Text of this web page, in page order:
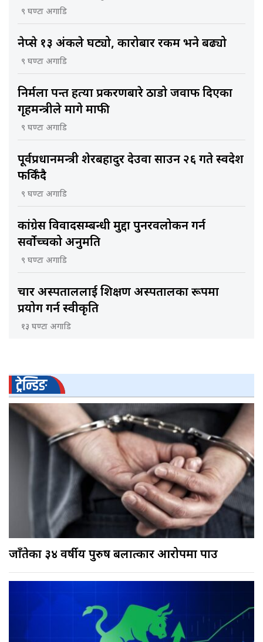
९ घण्टा अगाडि
नेप्से १३ अंकले घट्यो, कारोबार रकम भने बढ्यो
९ घण्टा अगाडि
निर्मला पन्त हत्या प्रकरणबारे ठाडो जवाफ दिएका
गृहमन्त्रीले मागे माफी
९ घण्टा अगाडि
पूर्वप्रधानमन्त्री शेरबहादुर देउवा साउन २६ गते स्वदेश
फर्किँदै
९ घण्टा अगाडि
कांग्रेस विवादसम्बन्धी मुद्दा पुनरवलोकन गर्न
सर्वोच्चको अनुमति
९ घण्टा अगाडि
चार अस्पताललाई शिक्षण अस्पतालका रूपमा
प्रयोग गर्न स्वीकृति
१३ घण्टा अगाडि
ट्रेन्डिङ
जाँतेका ३४ वर्षीय पुरुष बलात्कार आरोपमा पक्राउ